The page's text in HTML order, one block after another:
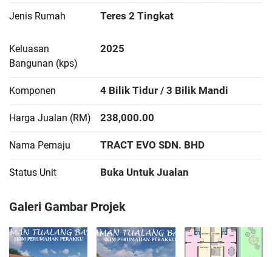
Jenis Rumah Teres 2 Tingkat
Keluasan
Bangunan (kps)
2025
Komponen 4 Bilik Tidur / 3 Bilik Mandi
Harga Jualan (RM) 238,000.00
Nama Pemaju TRACT EVO SDN. BHD
Status Unit Buka Untuk Jualan
Galeri Gambar Projek